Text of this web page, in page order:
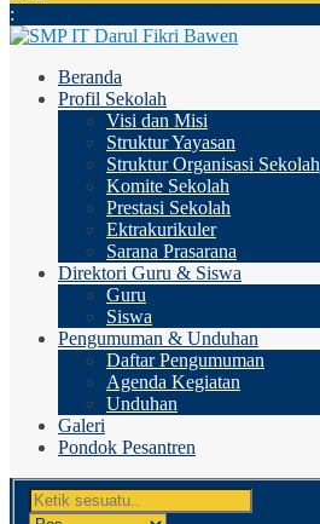
:
Beranda
Profil Sekolah
Visi dan Misi
Struktur Yayasan
Struktur Organisasi Sekolah
Komite Sekolah
Prestasi Sekolah
Ektrakurikuler
Sarana Prasarana
Direktori Guru & Siswa
Guru
Siswa
Pengumuman & Unduhan
Daftar Pengumuman
Agenda Kegiatan
Unduhan
Galeri
Pondok Pesantren